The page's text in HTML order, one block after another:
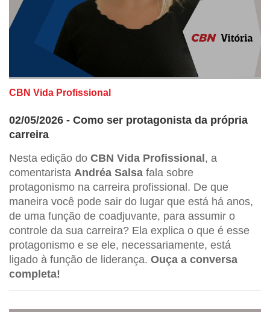
CBN Vida Profissional
02/05/2026 - Como ser protagonista da própria
carreira
Nesta edição do CBN Vida Profissional , a
comentarista Andréa Salsa fala sobre
protagonismo na carreira profissional. De que
maneira você pode sair do lugar que está há anos,
de uma função de coadjuvante, para assumir o
controle da sua carreira? Ela explica o que é esse
protagonismo e se ele, necessariamente, está
ligado à função de liderança. Ouça a conversa
completa!